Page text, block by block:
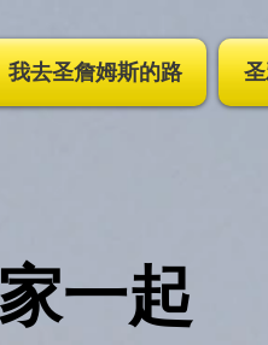
我去圣詹姆斯的路
一起